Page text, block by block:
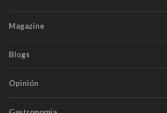
Magazine
Blogs
Opinión